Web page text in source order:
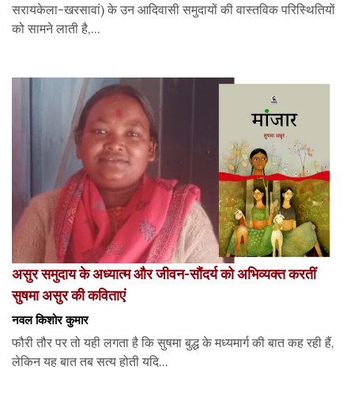
सरायकेला-खरसावां) के उन आदिवासी समुदायों की वास्तविक परिस्थितियों
को सामने लाती है,...
असुर समुदाय के अध्यात्म और जीवन-सौंदर्य को अभिव्यक्त करतीं
सुषमा असुर की कविताएं
नवल किशोर कुमार
फौरी तौर पर तो यही लगता है कि सुषमा बुद्ध के मध्यमार्ग की बात कह रही हैं,
लेकिन यह बात तब सत्य होती यदि...